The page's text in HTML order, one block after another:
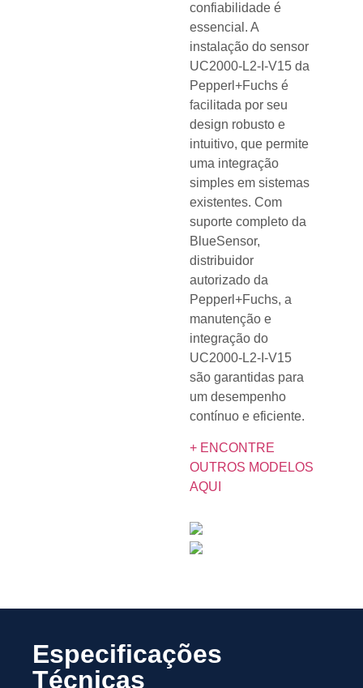
confiabilidade é
essencial. A
instalação do sensor
UC2000-L2-I-V15 da
Pepperl+Fuchs é
facilitada por seu
design robusto e
intuitivo, que permite
uma integração
simples em sistemas
existentes. Com
suporte completo da
BlueSensor,
distribuidor
autorizado da
Pepperl+Fuchs, a
manutenção e
integração do
UC2000-L2-I-V15
são garantidas para
um desempenho
contínuo e eficiente.
+ ENCONTRE
OUTROS MODELOS
AQUI
Especificações
Técnicas